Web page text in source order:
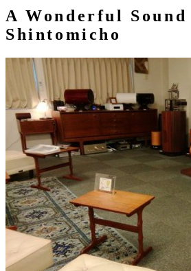
A Wonderful
Shintomicho